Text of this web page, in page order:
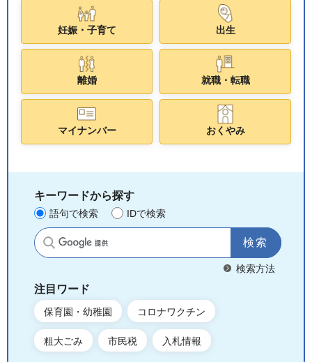
妊娠・子育て 出生
離婚 就職・転職
マイナンバー おくやみ
キーワードから探す
語句で検索 IDで検索
サイト内検索
検索方法
注目ワード
保育園・幼稚園 コロナワクチン
粗大ごみ 市民税 入札情報